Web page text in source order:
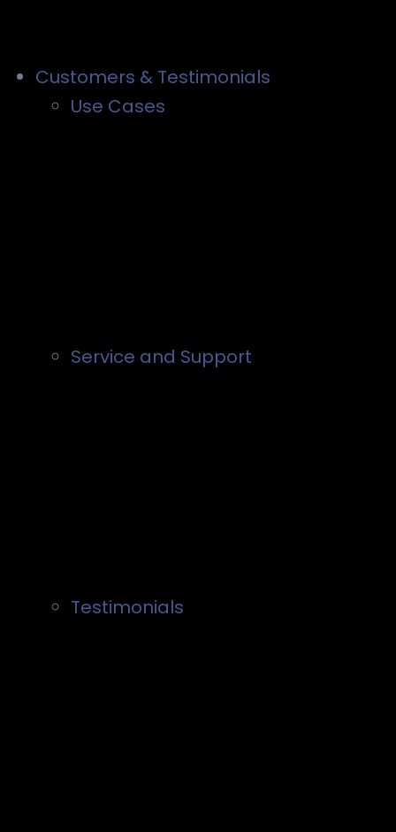
Customers & Testimonials
Use Cases
Service and Support
Testimonials